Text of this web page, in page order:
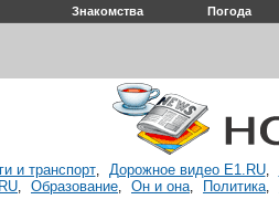
Знакомства Погода
и транспорт, Дорожное видео E1.RU,
, Образование, Он и она, Политика,